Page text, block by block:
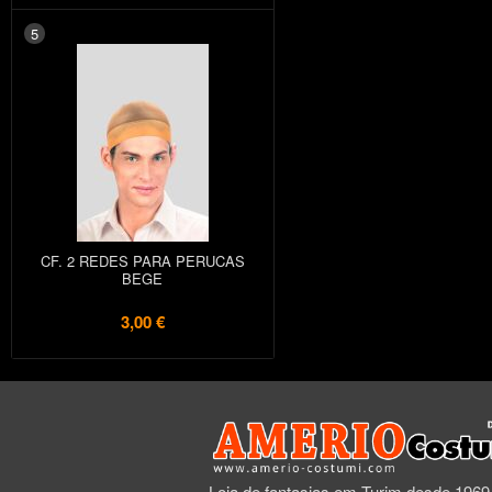
5
CF. 2 REDES PARA PERUCAS
BEGE
3,00 €